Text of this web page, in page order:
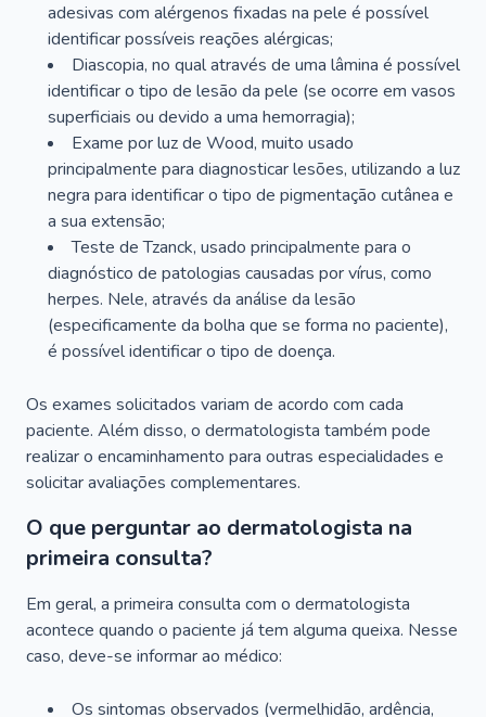
adesivas com alérgenos fixadas na pele é possível
identificar possíveis reações alérgicas;
Diascopia, no qual através de uma lâmina é possível
identificar o tipo de lesão da pele (se ocorre em vasos
superficiais ou devido a uma hemorragia);
Exame por luz de Wood, muito usado
principalmente para diagnosticar lesões, utilizando a luz
negra para identificar o tipo de pigmentação cutânea e
a sua extensão;
Teste de Tzanck, usado principalmente para o
diagnóstico de patologias causadas por vírus, como
herpes. Nele, através da análise da lesão
(especificamente da bolha que se forma no paciente),
é possível identificar o tipo de doença.
Os exames solicitados variam de acordo com cada
paciente. Além disso, o dermatologista também pode
realizar o encaminhamento para outras especialidades e
solicitar avaliações complementares.
O que perguntar ao dermatologista na
primeira consulta?
Em geral, a primeira consulta com o dermatologista
acontece quando o paciente já tem alguma queixa. Nesse
caso, deve-se informar ao médico:
Os sintomas observados (vermelhidão, ardência,